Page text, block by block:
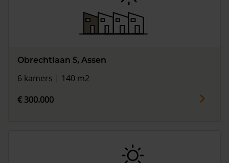
Obrechtlaan 5, Assen
6 kamers | 140 m2
€ 300.000